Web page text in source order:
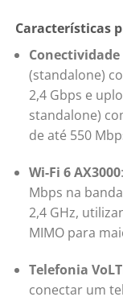
Características
(standalone)
2,4 Gbps e
standalone)
de até 550
Wi-Fi 6 AX3000:
Mbps na
2,4 GHz,
MIMO para
Telefonia
conectar um